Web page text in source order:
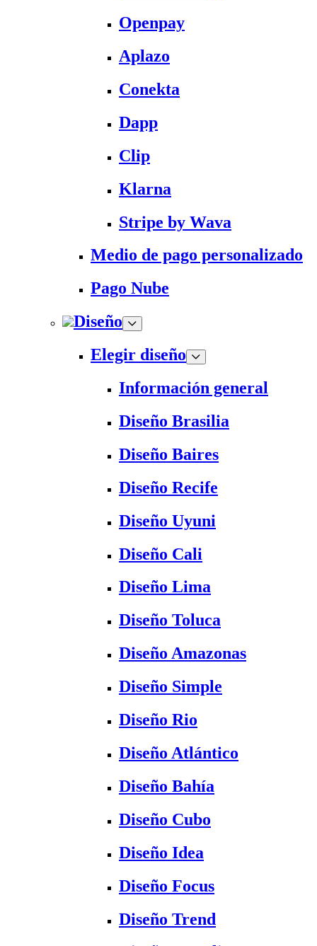
Openpay
Aplazo
Conekta
Dapp
Clip
Klarna
Stripe by Wava
Medio de pago personalizado
Pago Nube
Diseño
Elegir diseño
Información general
Diseño Brasilia
Diseño Baires
Diseño Recife
Diseño Uyuni
Diseño Cali
Diseño Lima
Diseño Toluca
Diseño Amazonas
Diseño Simple
Diseño Rio
Diseño Atlántico
Diseño Bahía
Diseño Cubo
Diseño Idea
Diseño Focus
Diseño Trend